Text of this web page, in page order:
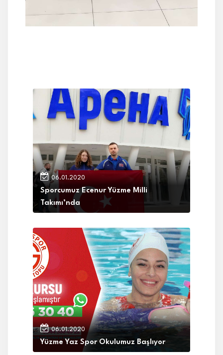
06.01.2020
Sporcumuz Ecenur Yüzme Milli
Takımı’nda
06.01.2020
Yüzme Yaz Spor Okulumuz Başlıyor